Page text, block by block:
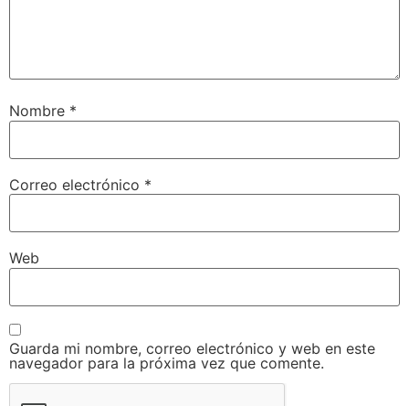
Nombre *
Correo electrónico *
Web
Guarda mi nombre, correo electrónico y web en este
navegador para la próxima vez que comente.